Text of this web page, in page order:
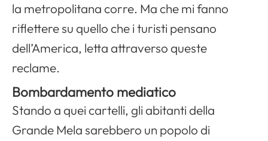
la metropolitana corre. Ma che mi fanno
riflettere su quello che i turisti pensano
dell’America, letta attraverso queste
reclame.
Bombardamento mediatico
Stando a quei cartelli, gli abitanti della
Grande Mela sarebbero un popolo di